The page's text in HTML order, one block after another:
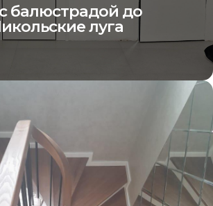
балюстрадой до
луга